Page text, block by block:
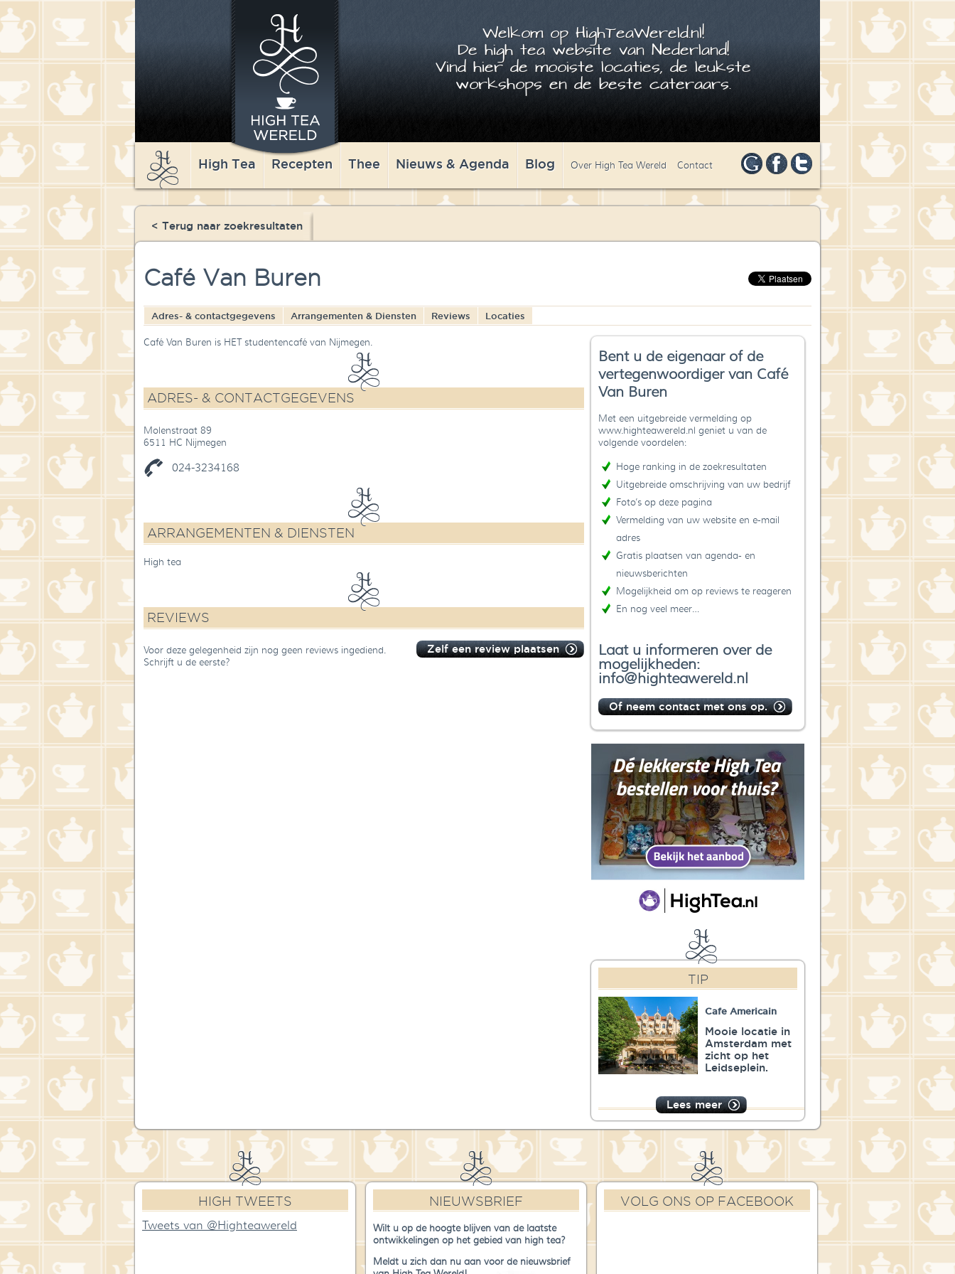
Welkom op HighTeaWereld.nl!
De high tea website van Nederland!
Vind hier de mooiste locaties, de leukste
workshops en de beste cateraars.
High Tea Recepten Thee Nieuws & Agenda Blog Over High Tea Wereld Contact
< Terug naar zoekresultaten
Café Van Buren
Adres- & contactgegevens Arrangementen & Diensten Reviews Locaties
Bent u de eigenaar of de
vertegenwoordiger van Café
Van Buren
Met een uitgebreide vermelding op
www.highteawereld.nl geniet u van de
volgende voordelen:
Hoge ranking in de zoekresultaten
Uitgebreide omschrijving van uw bedrijf
Foto’s op deze pagina
Vermelding van uw website en e-mail
adres
Gratis plaatsen van agenda- en
nieuwsberichten
Mogelijkheid om op reviews te reageren
En nog veel meer…
Laat u informeren over de
mogelijkheden:
info@highteawereld.nl
Of neem contact met ons op.
TIP
Cafe Americain
Mooie locatie in
Amsterdam met
zicht op het
Leidseplein.
Lees meer
Café Van Buren is HET studentencafé van Nijmegen.
ADRES- & CONTACTGEGEVENS
Molenstraat 89
6511 HC Nijmegen
024-3234168
ARRANGEMENTEN & DIENSTEN
High tea
REVIEWS
Zelf een review plaatsen
Voor deze gelegenheid zijn nog geen reviews ingediend.
Schrijft u de eerste?
HIGH TWEETS
Tweets van @Highteawereld
NIEUWSBRIEF
Wilt u op de hoogte blijven van de laatste
ontwikkelingen op het gebied van high tea?
Meldt u zich dan nu aan voor de nieuwsbrief
VOLG ONS OP FACEBOOK